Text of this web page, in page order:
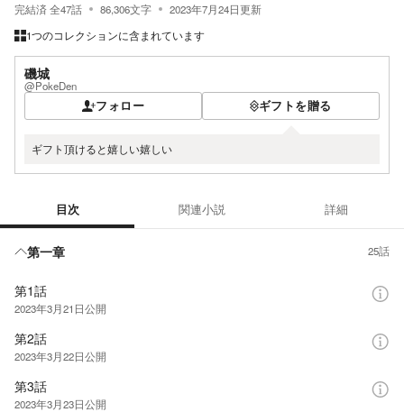
完結済全47話 86,306文字 2023年7月24日更新
1つのコレクションに含まれています
磯城
@PokeDen
フォロー ギフトを贈る
ギフト頂けると嬉しい嬉しい
目次 関連小説 詳細
第一章 25話
第1話
2023年3月21日公開
第2話
2023年3月22日公開
第3話
2023年3月23日公開